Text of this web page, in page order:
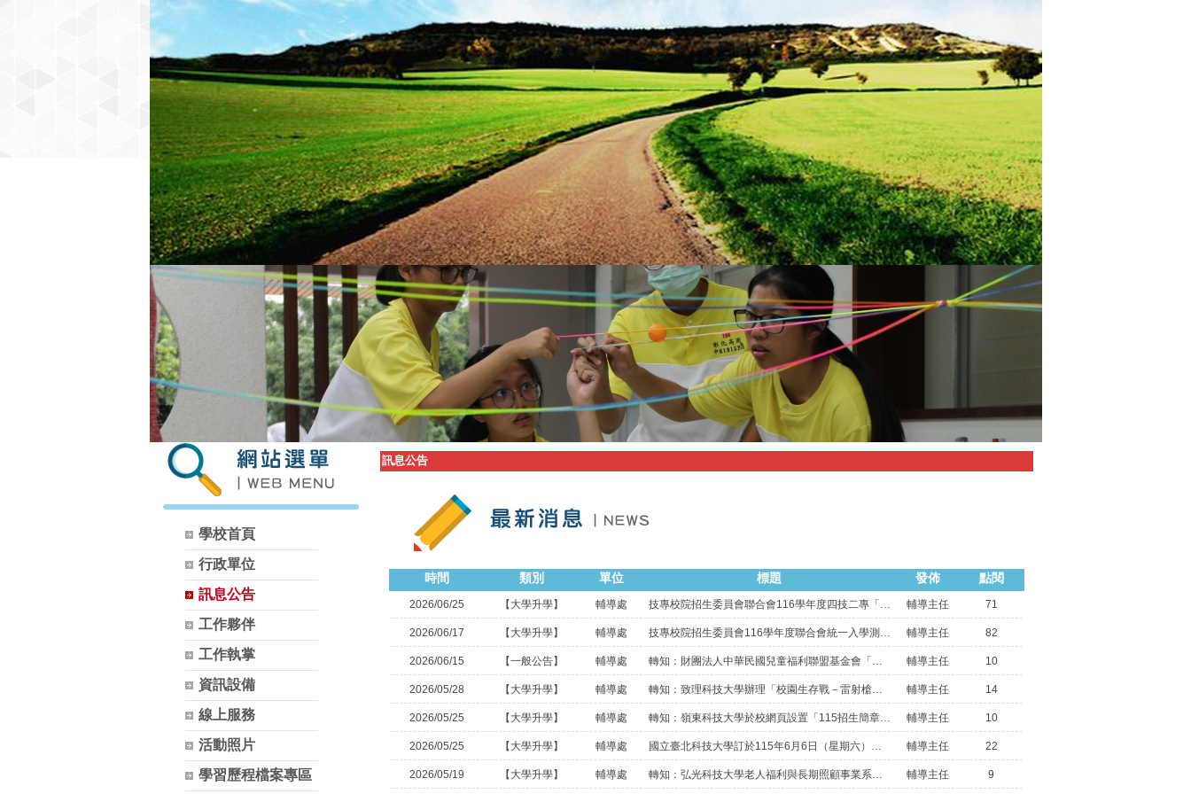
學校首頁
行政單位
訊息公告
工作夥伴
工作執掌
資訊設備
線上服務
活動照片
學習歷程檔案專區
訊息公告
時間 類別 單位 標題 發佈 點閱
2026/06/25 【大學升學】 輔導處 技專校院招生委員會聯合會116學年度四技二專「甄選入學」及「聯合登記分發入學」招生，統一入學測驗(以下簡稱統測)選採科目查詢系統網址及相關資訊，詳如說明， 輔導主任 71
2026/06/17 【大學升學】 輔導處 技專校院招生委員會116學年度聯合會統一入學測驗(以下簡稱統測)選採科目查詢系統網址及相關資訊 輔導主任 82
2026/06/15 【一般公告】 輔導處 轉知：財團法人中華民國兒童福利聯盟基金會「青少年外貌認知與心理健康調查」，完成問卷者可抽 200 元 7-11 禮券。 輔導主任 10
2026/05/28 【大學升學】 輔導處 轉知：致理科技大學辦理「校園生存戰－雷射槍競技」免費體驗活動，歡迎同學報名參加。 輔導主任 14
2026/05/25 【大學升學】 輔導處 轉知：嶺東科技大學於校網頁設置「115招生簡章」專區（網址：https://ais.ltu.edu.tw/ltu_exam/pdf2/web.aspx），內含各系、組輔導入學資訊。 輔導主任 10
2026/05/25 【大學升學】 輔導處 國立臺北科技大學訂於115年6月6日（星期六）假華山1914文創園區中4B館1F-1辦理「115年技職跨域探索博覽會」，歡迎報名參加。 輔導主任 22
2026/05/19 【大學升學】 輔導處 轉知：弘光科技大學老人福利與長期照顧事業系辦理「這系我可以！一日開箱體驗營」活動，歡迎同學踴躍報名參加。 輔導主任 9